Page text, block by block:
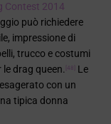
Contest 2014
può richiedere
impressione di
trucco e costumi
drag queen. [48]
Le
con un
tipica donna